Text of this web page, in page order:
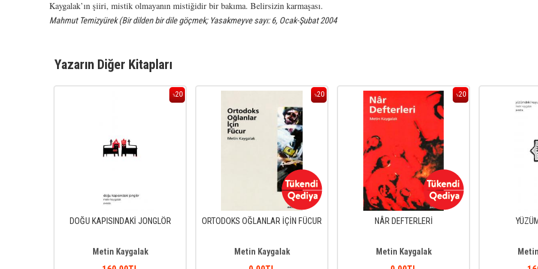
Kaygalak’ın şiiri, mistik olmayanın mistiğidir bir bakıma. Belirsizin karmaşası.
Mahmut Temizyürek (Bir dilden bir dile göçmek; Yasakmeyve sayı: 6, Ocak-Şubat 2004
Yazarın Diğer Kitapları
%20
DOĞU KAPISINDAKİ JONGLÖR
Metin Kaygalak
%20
ORTODOKS OĞLANLAR İÇİN FÜCUR
Metin Kaygalak
%20
NÂR DEFTERLERİ
Metin Kaygalak